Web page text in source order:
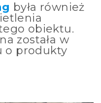
była również
obiektu.
została w
o produkty